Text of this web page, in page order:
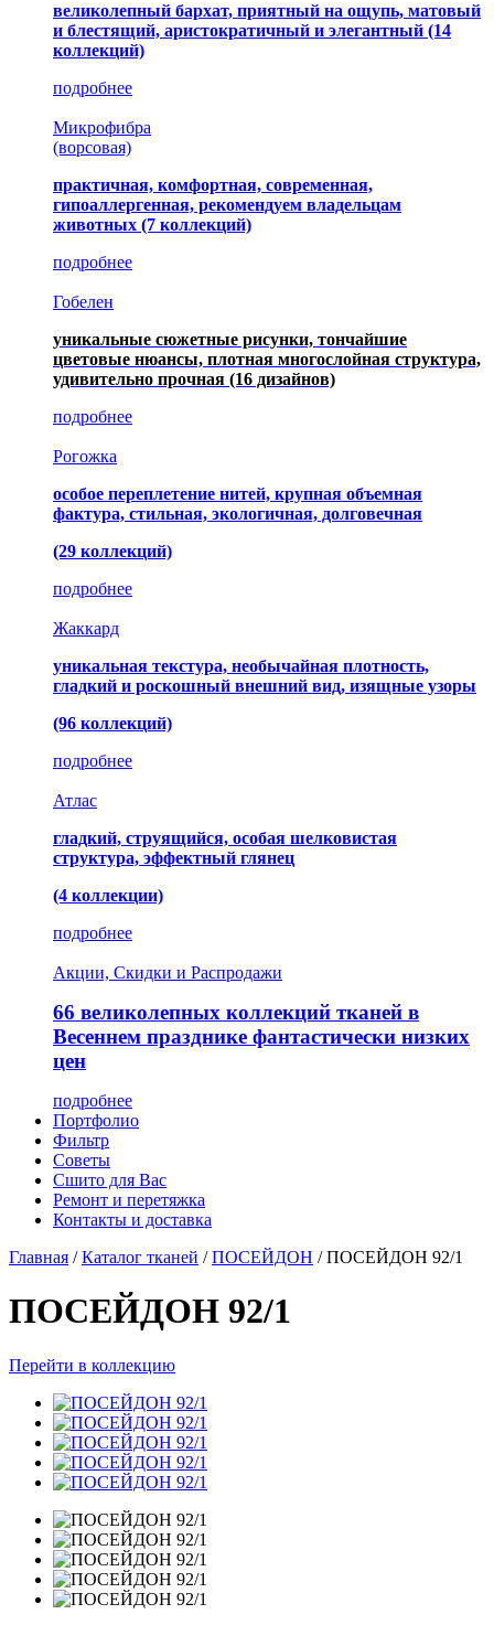
великолепный бархат, приятный на ощупь, матовый
и блестящий, аристократичный и элегантный (14
коллекций)
подробнее
Микрофибра
(ворсовая)
практичная, комфортная, современная,
гипоаллергенная, рекомендуем владельцам
животных (7 коллекций)
подробнее
Гобелен
уникальные сюжетные рисунки, тончайшие
цветовые нюансы, плотная многослойная структура,
удивительно прочная (16 дизайнов)
подробнее
Рогожка
особое переплетение нитей, крупная объемная
фактура, стильная, экологичная, долговечная
(29 коллекций)
подробнее
Жаккард
уникальная текстура, необычайная плотность,
гладкий и роскошный внешний вид, изящные узоры
(96 коллекций)
подробнее
Атлас
гладкий, струящийся, особая шелковистая
структура, эффектный глянец
(4 коллекции)
подробнее
Акции, Скидки и Распродажи
66 великолепных коллекций тканей в
Весеннем празднике фантастически низких
цен
подробнее
Портфолио
Фильтр
Советы
Сшито для Вас
Ремонт и перетяжка
Контакты и доставка
Главная / Каталог тканей / ПОСЕЙДОН / ПОСЕЙДОН 92/1
ПОСЕЙДОН 92/1
Перейти в коллекцию